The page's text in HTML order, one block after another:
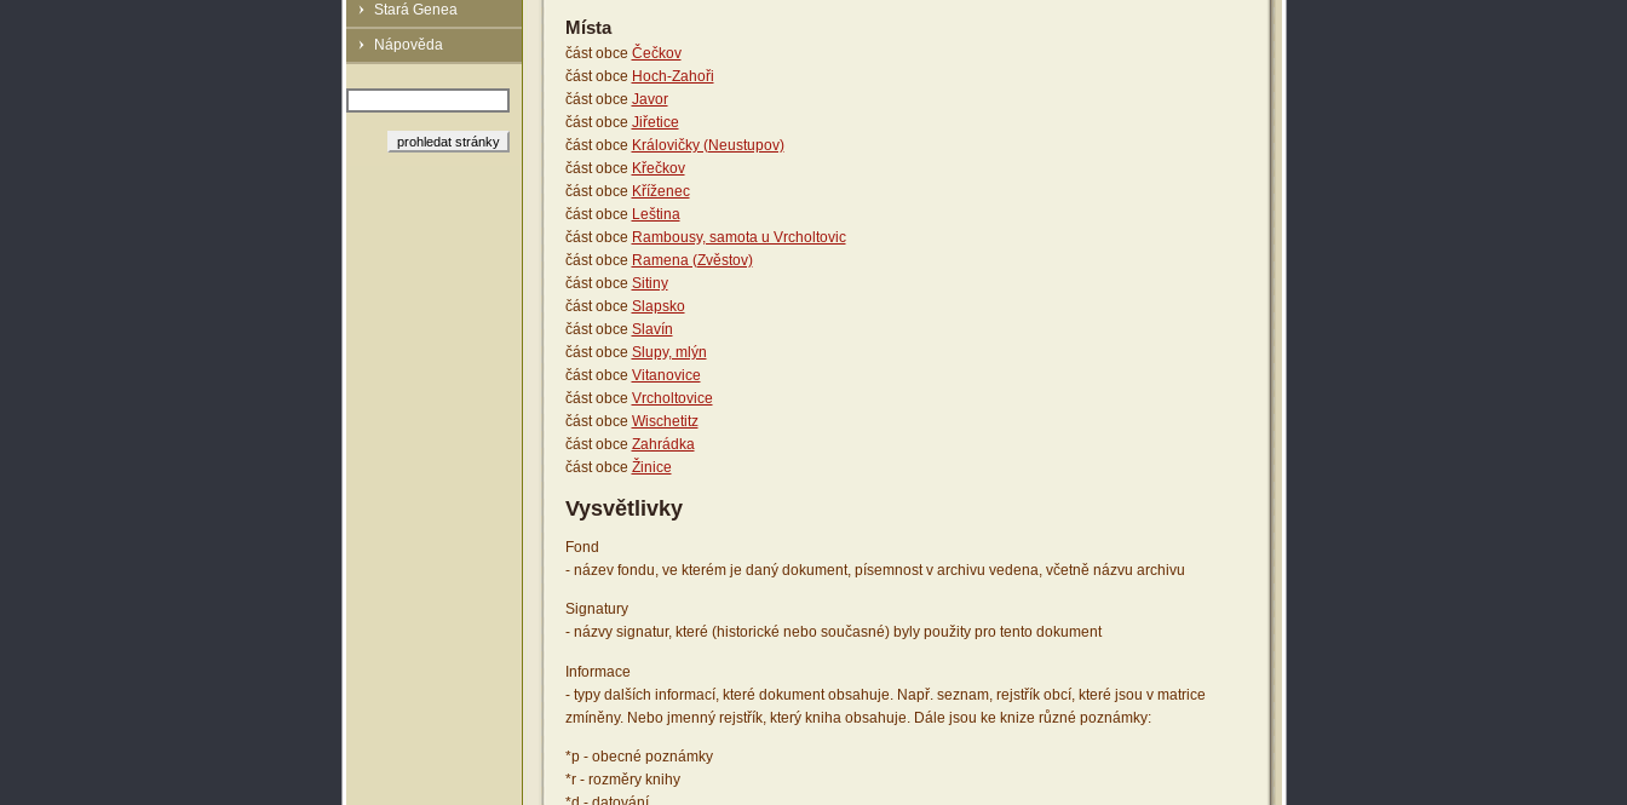
Stará Genea
Nápověda
Místa
část obce Čečkov
část obce Hoch-Zahoři
část obce Javor
část obce Jiřetice
část obce Královičky (Neustupov)
část obce Křečkov
část obce Kříženec
část obce Leština
část obce Rambousy, samota u Vrcholtovic
část obce Ramena (Zvěstov)
část obce Sitiny
část obce Slapsko
část obce Slavín
část obce Slupy, mlýn
část obce Vitanovice
část obce Vrcholtovice
část obce Wischetitz
část obce Zahrádka
část obce Žinice
Vysvětlivky
Fond
- název fondu, ve kterém je daný dokument, písemnost v archivu vedena, včetně názvu archivu
Signatury
- názvy signatur, které (historické nebo současné) byly použity pro tento dokument
Informace
- typy dalších informací, které dokument obsahuje. Např. seznam, rejstřík obcí, které jsou v matrice
zmíněny. Nebo jmenný rejstřík, který kniha obsahuje. Dále jsou ke knize různé poznámky:
*p - obecné poznámky
*r - rozměry knihy